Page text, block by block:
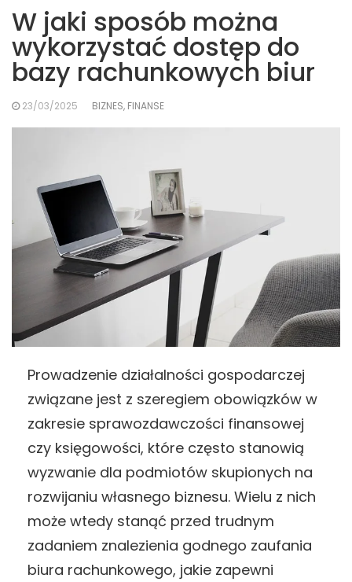
W jaki sposób można
wykorzystać dostęp do
bazy rachunkowych biur
23/03/2025 BIZNES, FINANSE
Prowadzenie działalności gospodarczej
związane jest z szeregiem obowiązków w
zakresie sprawozdawczości finansowej
czy księgowości, które często stanowią
wyzwanie dla podmiotów skupionych na
rozwijaniu własnego biznesu. Wielu z nich
może wtedy stanąć przed trudnym
zadaniem znalezienia godnego zaufania
biura rachunkowego, jakie zapewni